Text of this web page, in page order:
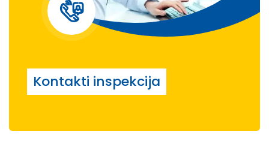
Kontakti inspekcija